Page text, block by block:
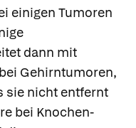
einigen Tumoren
dann mit
Gehirntumoren,
sie nicht entfernt
bei Knochen-